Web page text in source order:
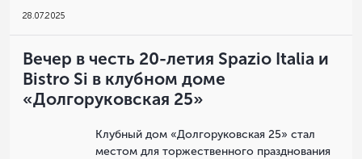
28.07.2025
Вечер в честь 20-летия Spazio Italia и
Bistro Si в клубном доме
«Долгоруковская 25»
Клубный дом «Долгоруковская 25» стал
местом для торжественного празднования